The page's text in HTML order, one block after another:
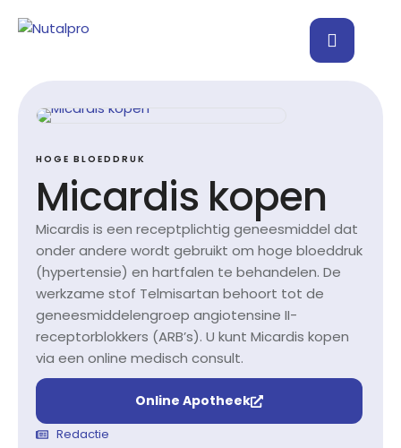
HOGE BLOEDDRUK
Micardis kopen
Micardis is een receptplichtig geneesmiddel dat
onder andere wordt gebruikt om hoge bloeddruk
(hypertensie) en hartfalen te behandelen. De
werkzame stof Telmisartan behoort tot de
geneesmiddelengroep angiotensine II-
receptorblokkers (ARB’s). U kunt Micardis kopen
via een online medisch consult.
Online Apotheek
Redactie